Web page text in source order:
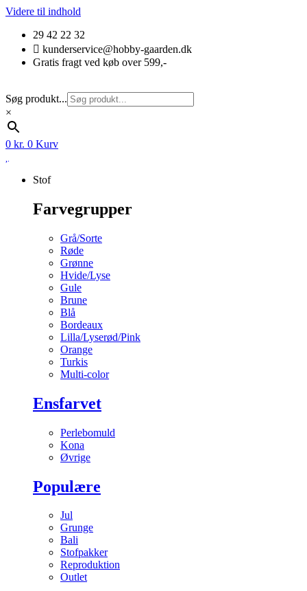
Videre til indhold
29 42 22 32
kunderservice@hobby-gaarden.dk
Gratis fragt ved køb over 599,-
Søg produkt...
×
0 kr. 0 Kurv
Stof
Farvegrupper
Grå/Sorte
Røde
Grønne
Hvide/Lyse
Gule
Brune
Blå
Bordeaux
Lilla/Lyserød/Pink
Orange
Turkis
Multi-color
Ensfarvet
Perlebomuld
Kona
Øvrige
Populære
Jul
Grunge
Bali
Stofpakker
Reproduktion
Outlet